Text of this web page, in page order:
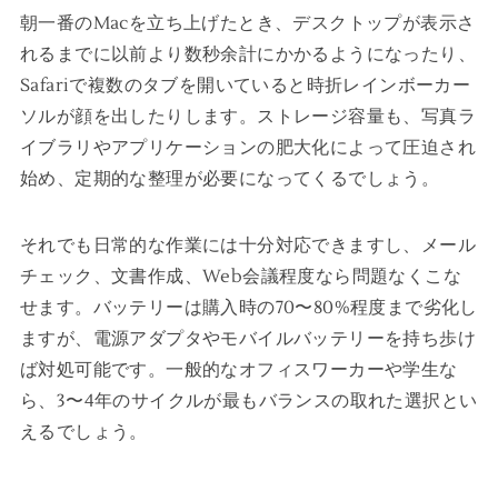
朝一番のMacを立ち上げたとき、デスクトップが表示さ
れるまでに以前より数秒余計にかかるようになったり、
Safariで複数のタブを開いていると時折レインボーカー
ソルが顔を出したりします。ストレージ容量も、写真ラ
イブラリやアプリケーションの肥大化によって圧迫され
始め、定期的な整理が必要になってくるでしょう。
それでも日常的な作業には十分対応できますし、メール
チェック、文書作成、Web会議程度なら問題なくこな
せます。バッテリーは購入時の70〜80%程度まで劣化し
ますが、電源アダプタやモバイルバッテリーを持ち歩け
ば対処可能です。一般的なオフィスワーカーや学生な
ら、3〜4年のサイクルが最もバランスの取れた選択とい
えるでしょう。